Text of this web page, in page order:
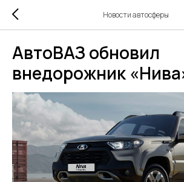
Новости автосферы
АвтоВАЗ обновил
внедорожник